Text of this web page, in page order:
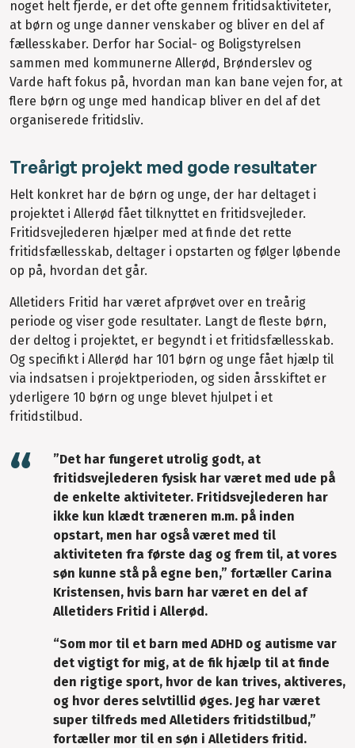
noget helt fjerde, er det ofte gennem fritidsaktiviteter,
at børn og unge danner venskaber og bliver en del af
fællesskaber. Derfor har Social- og Boligstyrelsen
sammen med kommunerne Allerød, Brønderslev og
Varde haft fokus på, hvordan man kan bane vejen for, at
flere børn og unge med handicap bliver en del af det
organiserede fritidsliv.
Treårigt projekt med gode resultater
Helt konkret har de børn og unge, der har deltaget i
projektet i Allerød fået tilknyttet en fritidsvejleder.
Fritidsvejlederen hjælper med at finde det rette
fritidsfællesskab, deltager i opstarten og følger løbende
op på, hvordan det går.
Alletiders Fritid har været afprøvet over en treårig
periode og viser gode resultater. Langt de fleste børn,
der deltog i projektet, er begyndt i et fritidsfællesskab.
Og specifikt i Allerød har 101 børn og unge fået hjælp til
via indsatsen i projektperioden, og siden årsskiftet er
yderligere 10 børn og unge blevet hjulpet i et
fritidstilbud.
”Det har fungeret utrolig godt, at
fritidsvejlederen fysisk har været med ude på
de enkelte aktiviteter. Fritidsvejlederen har
ikke kun klædt træneren m.m. på inden
opstart, men har også været med til
aktiviteten fra første dag og frem til, at vores
søn kunne stå på egne ben,” fortæller Carina
Kristensen, hvis barn har været en del af
Alletiders Fritid i Allerød.
“Som mor til et barn med ADHD og autisme var
det vigtigt for mig, at de fik hjælp til at finde
den rigtige sport, hvor de kan trives, aktiveres,
og hvor deres selvtillid øges. Jeg har været
super tilfreds med Alletiders fritidstilbud,”
fortæller mor til en søn i Alletiders fritid.